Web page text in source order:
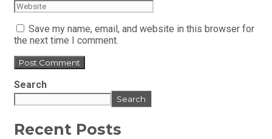
Save my name, email, and website in this browser for
the next time I comment.
Search
Search
Recent Posts